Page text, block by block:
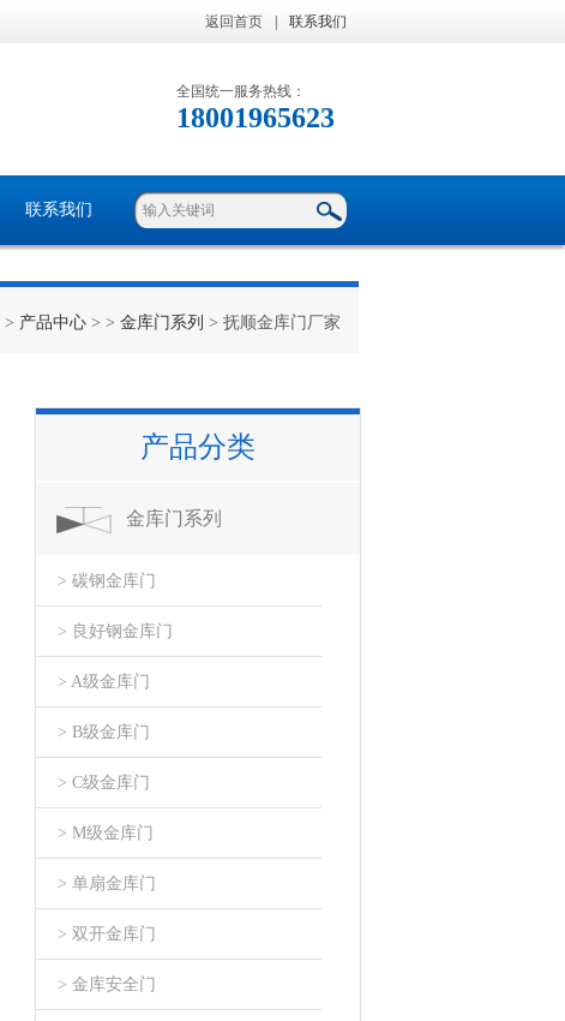
返回首页 联系我们
全国统一服务热线：
18001965623
联系我们
> 产品中心 > > 金库门系列 > 抚顺金库门厂家
产品分类
金库门系列
> 碳钢金库门
> 良好钢金库门
> A级金库门
> B级金库门
> C级金库门
> M级金库门
> 单扇金库门
> 双开金库门
> 金库安全门